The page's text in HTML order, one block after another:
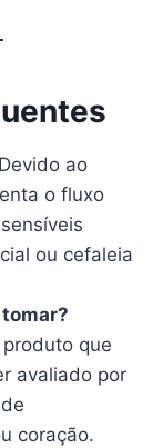
Devido ao
o fluxo
ou cefaleia
que
avaliado por
coração.